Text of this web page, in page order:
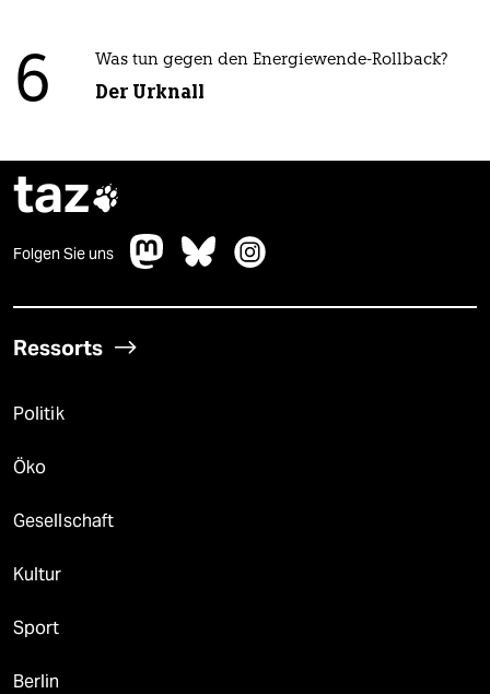
6 Was tun gegen den Energiewende-Rollback?
Der Urknall
taz
Folgen Sie uns
Ressorts
Politik
Öko
Gesellschaft
Kultur
Sport
Berlin